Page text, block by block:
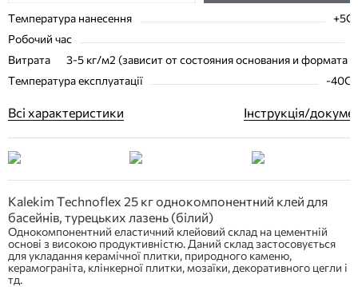
Температура нанесення
+5С
Робочий час
Витрата
3-5 кг/м2 (зависит от состояния основания и формата
Температура експлуатації
-40C
Всі характеристики Інструкція/
Kalekim Technoflex 25 кг однокомпонентний клей для
басейнів, турецьких лазень (білий)
Однокомпонентний еластичний клейовий склад на цементній
основі з високою продуктивністю. Даний склад застосовується
для укладання керамічної плитки, природного каменю,
керамограніта, клінкерної плитки, мозаїки, декоративного цегли і
тд.